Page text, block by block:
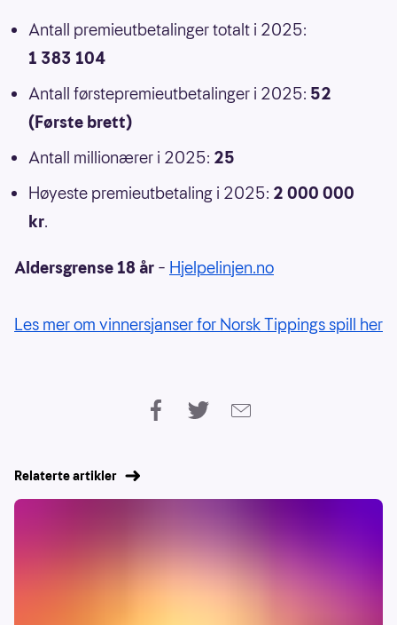
Antall premieutbetalinger totalt i 2025:
1 383 104
Antall førstepremieutbetalinger i 2025: 52
(Første brett)
Antall millionærer i 2025: 25
Høyeste premieutbetaling i 2025: 2 000 000
kr.
Aldersgrense 18 år – Hjelpelinjen.no
Les mer om vinnersjanser for Norsk Tippings spill her
Relaterte artikler